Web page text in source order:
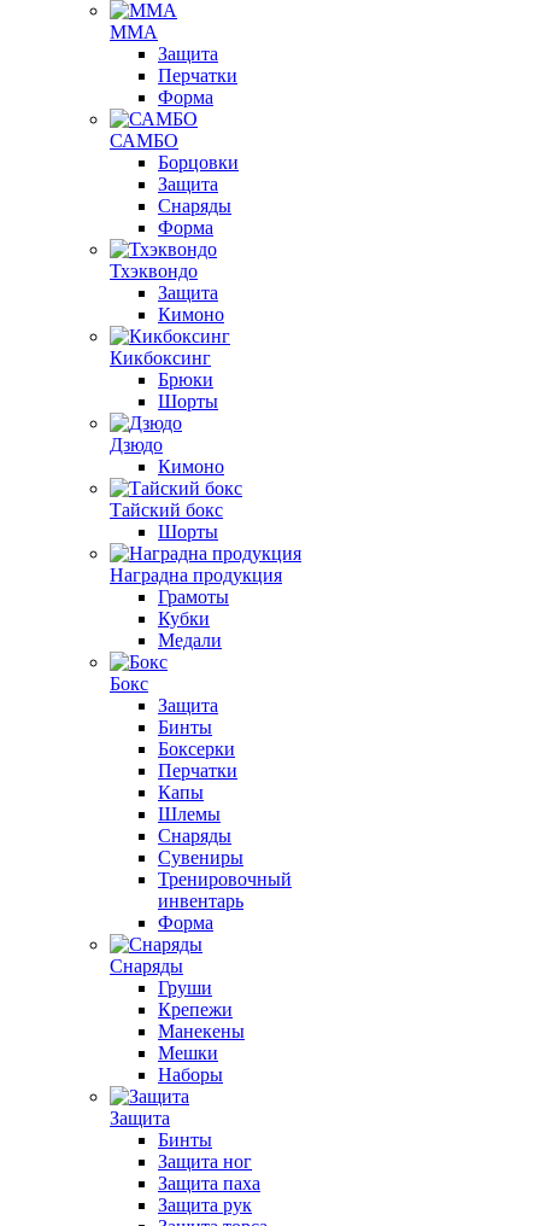
ММА
Защита
Перчатки
Форма
САМБО
Борцовки
Защита
Снаряды
Форма
Тхэквондо
Защита
Кимоно
Кикбоксинг
Брюки
Шорты
Дзюдо
Кимоно
Тайский бокс
Шорты
Наградна продукция
Грамоты
Кубки
Медали
Бокс
Защита
Бинты
Боксерки
Перчатки
Капы
Шлемы
Снаряды
Сувениры
Тренировочный
инвентарь
Форма
Снаряды
Груши
Крепежи
Манекены
Мешки
Наборы
Защита
Бинты
Защита ног
Защита паха
Защита рук